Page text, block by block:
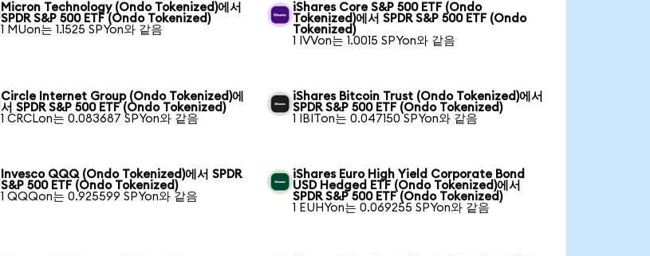
Micron Technology (Ondo Tokenized)에서
SPDR S&P 500 ETF (Ondo Tokenized)
1 MUon는 1.1525 SPYon와 같음
iShares Core S&P 500 ETF (Ondo
Tokenized)에서 SPDR S&P 500 ETF (Ondo
Tokenized)
1 IVVon는 1.0015 SPYon와 같음
Circle Internet Group (Ondo Tokenized)에
서 SPDR S&P 500 ETF (Ondo Tokenized)
1 CRCLon는 0.083687 SPYon와 같음
iShares Bitcoin Trust (Ondo Tokenized)에서
SPDR S&P 500 ETF (Ondo Tokenized)
1 IBITon는 0.047150 SPYon와 같음
Invesco QQQ (Ondo Tokenized)에서 SPDR
S&P 500 ETF (Ondo Tokenized)
1 QQQon는 0.925599 SPYon와 같음
iShares Euro High Yield Corporate Bond
USD Hedged ETF (Ondo Tokenized)에서
SPDR S&P 500 ETF (Ondo Tokenized)
1 EUHYon는 0.069255 SPYon와 같음